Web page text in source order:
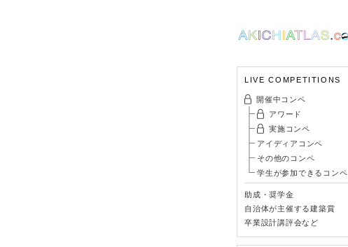
LIVE COMPETITIONS
開催中コンペ
アワード
実施コンペ
アイディアコンペ
その他のコンペ
学生が参加できるコンペ
助成・奨学金
自治体が主催する建築賞
卒業設計講評会など